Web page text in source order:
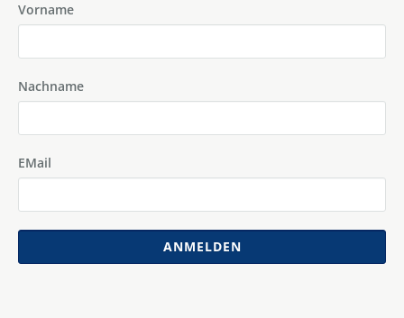
Vorname
Nachname
EMail
ANMELDEN